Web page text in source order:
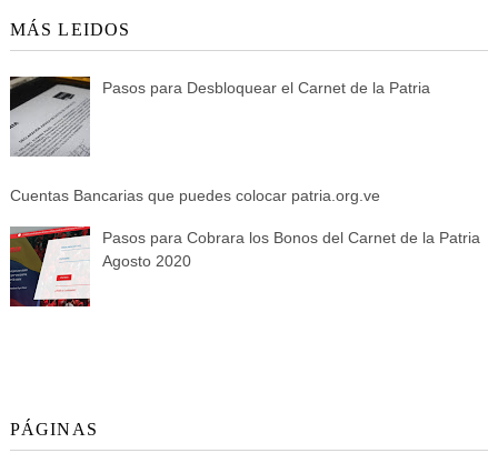
MÁS LEIDOS
Pasos para Desbloquear el Carnet de la Patria
Cuentas Bancarias que puedes colocar patria.org.ve
Pasos para Cobrara los Bonos del Carnet de la Patria
Agosto 2020
PÁGINAS